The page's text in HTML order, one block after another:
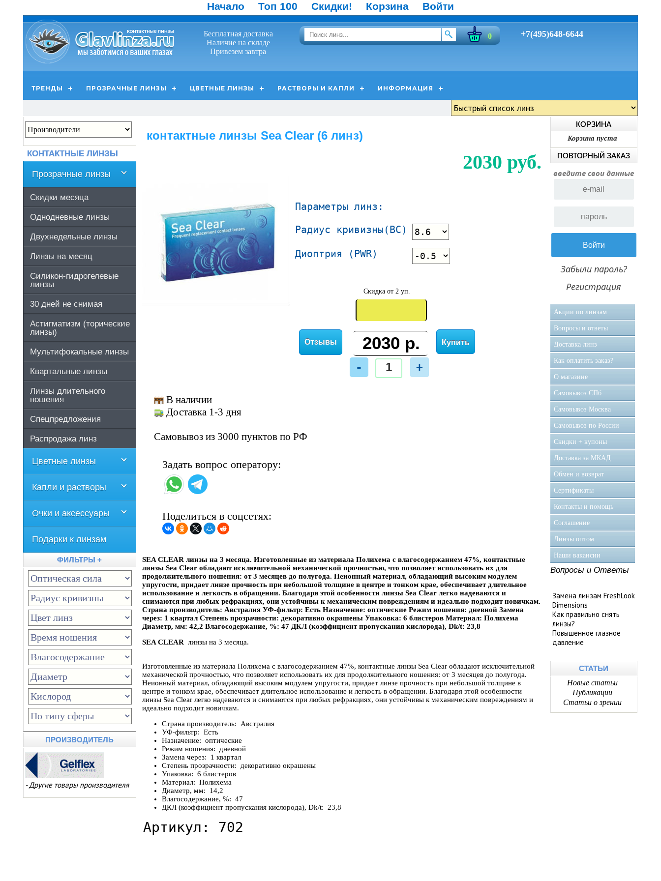
Начало Топ 100 Скидки! Корзина Войти
Бесплатная доставка
Наличие на складе
Привезем завтра
0 +7(495)648-6644
ТРЕНДЫ ПРОЗРАЧНЫЕ ЛИНЗЫ ЦВЕТНЫЕ ЛИНЗЫ РАСТВОРЫ И КАПЛИ ИНФОРМАЦИЯ
контактные линзы Sea Clear (6 линз)
2030 руб.
Параметры линз:
Радиус кривизны(BC)
Диоптрия (PWR)
Скидка от 2 уп.
Отзывы
- +
Купить
В наличии
Доставка 1-3 дня
Самовывоз из 3000 пунктов по РФ
Задать вопрос оператору:
Поделиться в соцсетях:
SEA CLEAR линзы на 3 месяца. Изготовленные из материала Полихема с влагосодержанием 47%, контактные
линзы Sea Clear обладают исключительной механической прочностью, что позволяет использовать их для
продолжительного ношения: от 3 месяцев до полугода. Неионный материал, обладающий высоким модулем
упругости, придает линзе прочность при небольшой толщине в центре и тонком крае, обеспечивает длительное
использование и легкость в обращении. Благодаря этой особенности линзы Sea Clear легко надеваются и
снимаются при любых рефракциях, они устойчивы к механическим повреждениям и идеально подходит новичкам.
Страна производитель: Австралия УФ-фильтр: Есть Назначение: оптические Режим ношения: дневной Замена
через: 1 квартал Степень прозрачности: декоративно окрашены Упаковка: 6 блистеров Материал: Полихема
Диаметр, мм: 42,2 Влагосодержание, %: 47 ДКЛ (коэффициент пропускания кислорода), Dk/t: 23,8
SEA CLEAR линзы на 3 месяца.
Изготовленные из материала Полихема с влагосодержанием 47%, контактные линзы Sea Clear обладают исключительной
механической прочностью, что позволяет использовать их для продолжительного ношения: от 3 месяцев до полугода.
Неионный материал, обладающий высоким модулем упругости, придает линзе прочность при небольшой толщине в
центре и тонком крае, обеспечивает длительное использование и легкость в обращении. Благодаря этой особенности
линзы Sea Clear легко надеваются и снимаются при любых рефракциях, они устойчивы к механическим повреждениям и
идеально подходит новичкам.
Страна производитель: Австралия
УФ-фильтр: Есть
Назначение: оптические
Режим ношения: дневной
Замена через: 1 квартал
Степень прозрачности: декоративно окрашены
Упаковка: 6 блистеров
Материал: Полихема
Диаметр, мм: 14,2
Влагосодержание, %: 47
ДКЛ (коэффициент пропускания кислорода), Dk/t: 23,8
Артикул: 702
КОНТАКТНЫЕ ЛИНЗЫ
Прозрачные линзы
Скидки месяца
Однодневные линзы
Двухнедельные линзы
Линзы на месяц
Силикон-гидрогелевые
линзы
30 дней не снимая
Астигматизм (торические
линзы)
Мультифокальные линзы
Квартальные линзы
Линзы длительного
ношения
Спецпредложения
Распродажа линз
Цветные линзы
Капли и растворы
Очки и аксессуары
Подарки к линзам
ФИЛЬТРЫ +
ПРОИЗВОДИТЕЛЬ
-Другие товары производителя
КОРЗИНА
Корзина пуста
ПОВТОРНЫЙ ЗАКАЗ
введите свои данные
Забыли пароль?
Регистрация
Акции по линзам
Вопросы и ответы
Доставка линз
Как оплатить заказ?
О магазине
Самовывоз CПб
Самовывоз Москва
Самовывоз по России
Скидки + купоны
Доставка за МКАД
Обмен и возврат
Сертификаты
Контакты и помощь
Соглашение
Линзы оптом
Наши вакансии
Вопросы и Ответы
Замена линзам FreshLook
Dimensions
Как правильно снять
линзы?
Повышенное глазное
давление
СТАТЬИ
Новые статьи
Публикации
Статьи о зрении